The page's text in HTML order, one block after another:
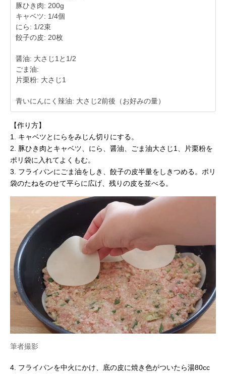
豚ひき肉: 200g
キャベツ: 1/4個
にら: 1/2束
餃子の皮: 20枚
醤油: 大さじ1と1/2
ごま油:
片栗粉: 大さじ1
青いにんにく辣油: 大さじ2前後（お好みの量）
【作り方】
1. キャベツとにらをみじん切りにする。
2. 豚ひき肉とキャベツ、にら、醤油、ごま油大さじ1、片栗粉を
ポリ袋に入れてよくもむ。
3. フライパンにごま油をしき、餃子の皮半量をしきつめる。ポリ
袋のたねをのせて平らに広げ、残りの皮を並べる。
筆者撮影
4. フライパンを中火にかけ、底の皮に焼き色がついたら湯80cc